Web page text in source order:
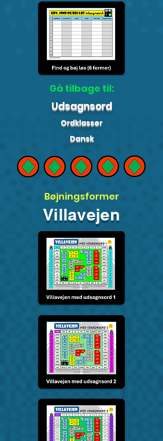
Gå tilbage til:
Udsagnsord
Ordklasser
Dansk
Bøjningsformer
Villavejen